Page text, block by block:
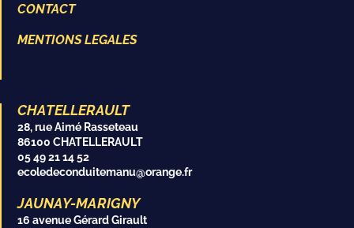
CONTACT
MENTIONS LEGALES
CHATELLERAULT
28, rue Aimé Rasseteau
86100 CHATELLERAULT
05 49 21 14 52
ecoledeconduitemanu@orange.fr
JAUNAY-MARIGNY
16 avenue Gérard Girault